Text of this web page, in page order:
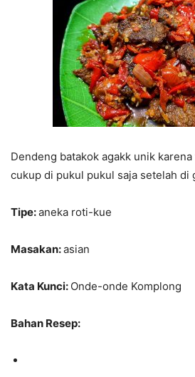
Dendeng batakok agakk unik
cukup di pukul pukul saja setelah di
Tipe:aneka roti-kue
Masakan:asian
Kata Kunci: Onde-onde Komplong
Bahan Resep: